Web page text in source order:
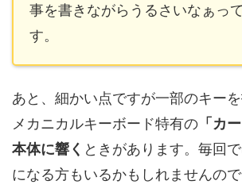
事を書きながらうるさいなぁっ
す。
あと、細かい点ですが一部のキー
メカニカルキーボード特有の 「カ
本体に響く ときがあります。毎回
になる方もいるかもしれませんので